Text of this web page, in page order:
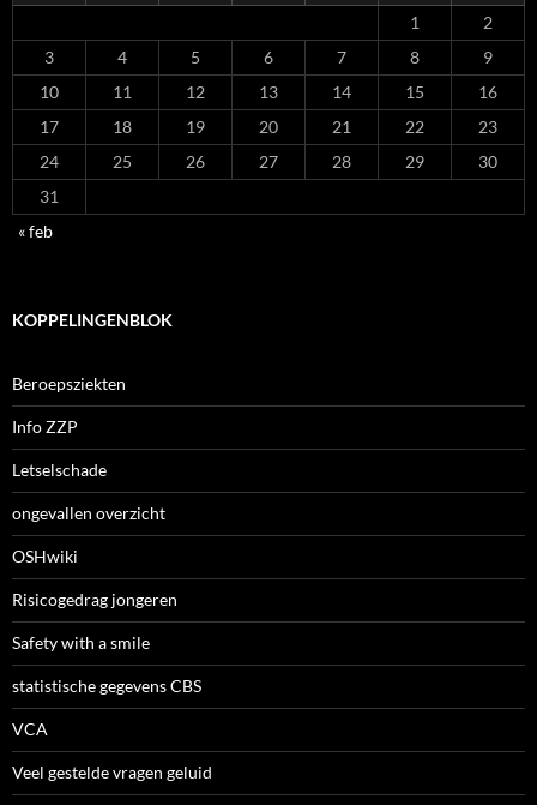
1
2
3
4 5 6 7 8
9
10
11 12 13 14 15
16
17
18 19 20 21 22
23
24
25 26 27 28 29
30
31
« feb
KOPPELINGENBLOK
Beroepsziekten
Info ZZP
Letselschade
ongevallen overzicht
OSHwiki
Risicogedrag jongeren
Safety with a smile
statistische gegevens CBS
VCA
Veel gestelde vragen geluid